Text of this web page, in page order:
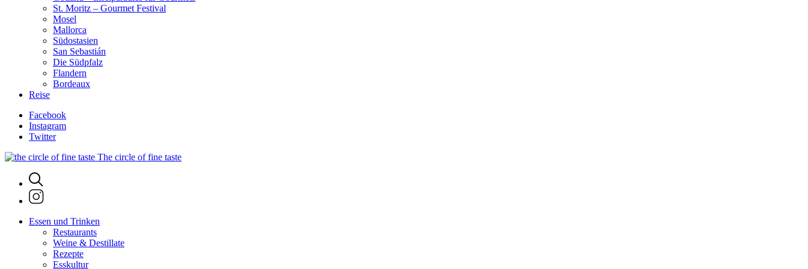
St. Moritz – Gourmet Festival
Mosel
Mallorca
Südostasien
San Sebastián
Die Südpfalz
Flandern
Bordeaux
Reise
Facebook
Instagram
Twitter
The circle of fine taste
Essen und Trinken
Restaurants
Weine & Destillate
Rezepte
Esskultur